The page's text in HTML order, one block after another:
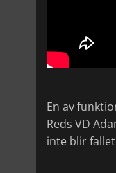
En av
Reds VD
inte blir